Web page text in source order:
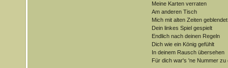
Meine Karten verraten
Am anderen Tisch
Mich mit alten Zeiten geblendet
Dein linkes Spiel gespielt
Endlich nach deinen Regeln
Dich wie ein König gefühlt
In deinem Rausch übersehen
Für dich war's 'ne Nummer zu